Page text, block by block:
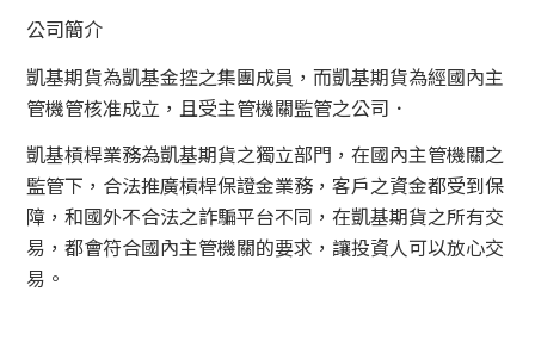
公司簡介
凱基期貨為凱基金控之集團成員，而凱基期貨為經國內主
管機管核准成立，且受主管機關監管之公司．
凱基槓桿業務為凱基期貨之獨立部門，在國內主管機關之
監管下，合法推廣槓桿保證金業務，客戶之資金都受到保
障，和國外不合法之詐騙平台不同，在凱基期貨之所有交
易，都會符合國內主管機關的要求，讓投資人可以放心交
易。